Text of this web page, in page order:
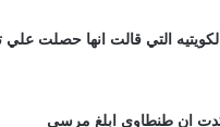
التي قالت انها حصلت علي
ان طنطاوي ابلغ مرسي